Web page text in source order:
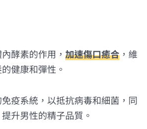
酵素的作用， 加速傷口癒合 ，維
健康和彈性。
疫系統，以抵抗病毒和細菌，同
升男性的精子品質。